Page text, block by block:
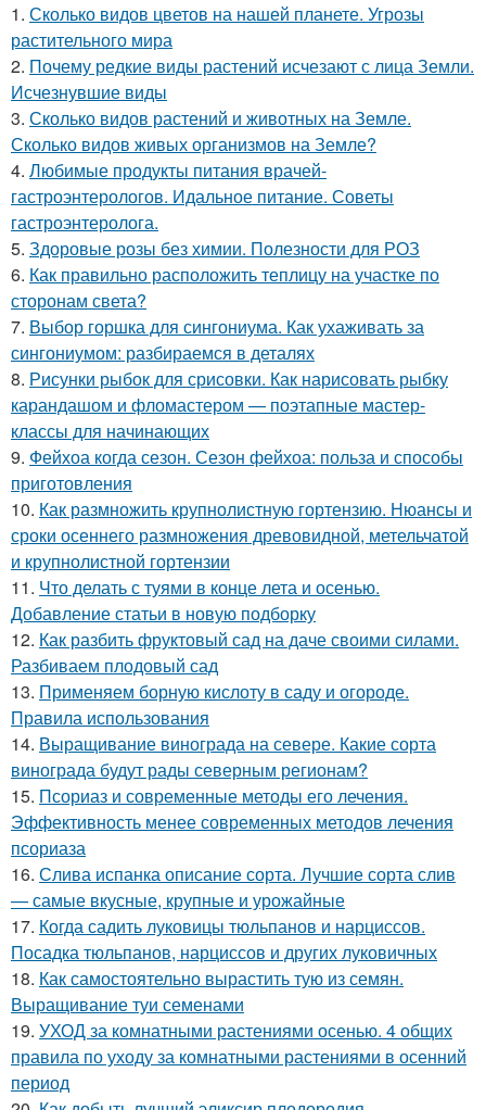
1. Сколько видов цветов на нашей планете. Угрозы
растительного мира
2. Почему редкие виды растений исчезают с лица Земли.
Исчезнувшие виды
3. Сколько видов растений и животных на Земле.
Сколько видов живых организмов на Земле?
4. Любимые продукты питания врачей-
гастроэнтерологов. Идальное питание. Советы
гастроэнтеролога.
5. Здоровые розы без химии. Полезности для РОЗ
6. Как правильно расположить теплицу на участке по
сторонам света?
7. Выбор горшка для сингониума. Как ухаживать за
сингониумом: разбираемся в деталях
8. Рисунки рыбок для срисовки. Как нарисовать рыбку
карандашом и фломастером — поэтапные мастер-
классы для начинающих
9. Фейхоа когда сезон. Сезон фейхоа: польза и способы
приготовления
10. Как размножить крупнолистную гортензию. Нюансы и
сроки осеннего размножения древовидной, метельчатой
и крупнолистной гортензии
11. Что делать с туями в конце лета и осенью.
Добавление статьи в новую подборку
12. Как разбить фруктовый сад на даче своими силами.
Разбиваем плодовый сад
13. Применяем борную кислоту в саду и огороде.
Правила использования
14. Выращивание винограда на севере. Какие сорта
винограда будут рады северным регионам?
15. Псориаз и современные методы его лечения.
Эффективность менее современных методов лечения
псориаза
16. Слива испанка описание сорта. Лучшие сорта слив
— самые вкусные, крупные и урожайные
17. Когда садить луковицы тюльпанов и нарциссов.
Посадка тюльпанов, нарциссов и других луковичных
18. Как самостоятельно вырастить тую из семян.
Выращивание туи семенами
19. УХОД за комнатными растениями осенью. 4 общих
правила по уходу за комнатными растениями в осенний
период